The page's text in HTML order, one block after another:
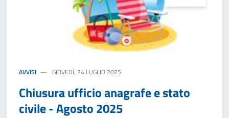
AVVISI GIOVEDÌ, 24 LUGLIO 2025
Chiusura ufficio anagrafe e stato
civile - Agosto 2025